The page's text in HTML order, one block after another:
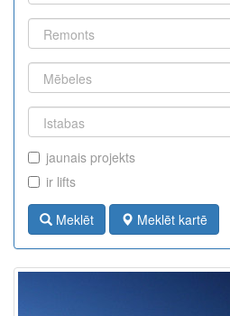
jaunais projekts
ir lifts
Meklēt Meklēt kartē